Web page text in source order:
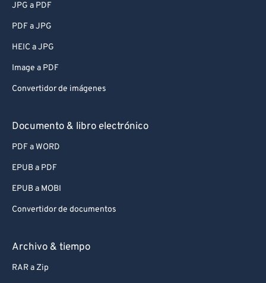
JPG a PDF
PDF a JPG
HEIC a JPG
Image a PDF
Convertidor de imágenes
Documento & libro electrónico
PDF a WORD
EPUB a PDF
EPUB a MOBI
Convertidor de documentos
Archivo & tiempo
RAR a Zip